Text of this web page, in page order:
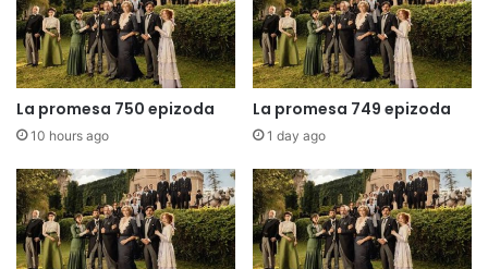
La promesa 750 epizoda
10 hours ago
La promesa 749 epizoda
1 day ago